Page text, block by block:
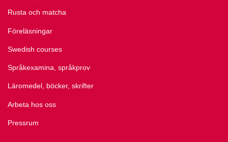
Rusta och matcha
Föreläsningar
Swedish courses
Språkexamina, språkprov
Läromedel, böcker, skrifter
Arbeta hos oss
Pressrum